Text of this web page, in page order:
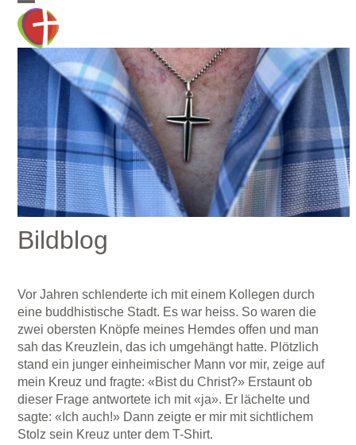
Skip
content
Open
mobile
menu
Close
mobile
menu
Bildblog
Vor Jahren schlenderte ich mit einem Kollegen durch
eine buddhistische Stadt. Es war heiss. So waren die
zwei obersten Knöpfe meines Hemdes offen und man
sah das Kreuzlein, das ich umgehängt hatte. Plötzlich
stand ein junger einheimischer Mann vor mir, zeige auf
mein Kreuz und fragte: «Bist du Christ?» Erstaunt ob
dieser Frage antwortete ich mit «ja». Er lächelte und
sagte: «Ich auch!» Dann zeigte er mir mit sichtlichem
Stolz sein Kreuz unter dem T-Shirt.